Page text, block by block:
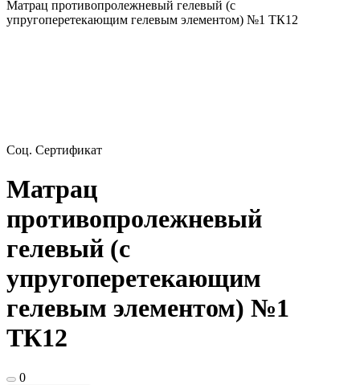
Матрац противопролежневый гелевый (с
упругоперетекающим гелевым элементом) №1 ТК12
Соц. Сертификат
Матрац
противопролежневый
гелевый (с
упругоперетекающим
гелевым элементом) №1
ТК12
0